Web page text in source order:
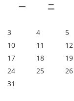
一
二
3
4 5
10
11 12
17
18 19
24
25 26
31